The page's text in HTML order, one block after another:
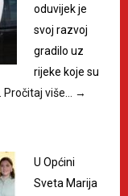
oduvijek je
svoj razvoj
gradilo uz
rijeke koje su
Pročitaj više… →
U Općini
Sveta Marija